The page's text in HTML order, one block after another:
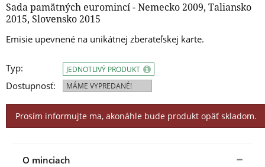
Sada pamätných euromincí - Nemecko 2009, Taliansko
2015, Slovensko 2015
Emisie upevnené na unikátnej zberateľskej karte.
Typ:
Dostupnosť:
JEDNOTLIVÝ PRODUKT
MÁME VYPREDANÉ!
Prosím informujte ma, akonáhle bude produkt opäť skladom.
O minciach